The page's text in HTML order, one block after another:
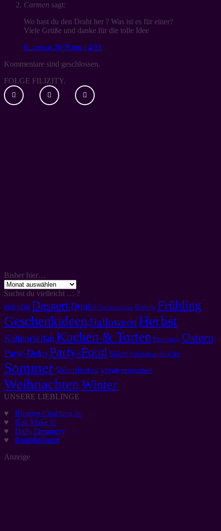
Carmen sagt:
Wo hast du den Draht her ? Was ist es für einer?
Viele Grüße und danke für die tolle Idee
6. Januar 2019 um 14:03
Kommentare sind geschlossen.
FOLGE FILIZITY.
Bisher hier…
Bisher
hier…
Suchst du vielleicht … ?
#DBVDH DessertDrinks Druckvorlagen Events Frühling
Geschenkideen HalloweenHerbst
Kaltporzellan Kuchen & Torten Muttertag Ostern
Party-Deko Party-Food Salate Schokolade Snacks
Sommer Valentinstag vegan vegetarisch
Weihnachten Winter
UNSERE LIEBLINGE
♥ Blogger-Coaching.de
♥ Kati Make It!
♥ Daily Dreamery
♥ Raumkrönung
Anzeige